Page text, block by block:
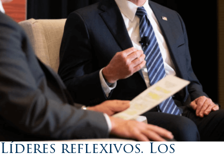
Líderes reflexivos. Los